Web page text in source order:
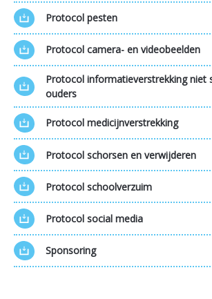
Protocol pesten
Protocol camera- en videobeelden
Protocol informatieverstrekking niet
ouders
Protocol medicijnverstrekking
Protocol schorsen en verwijderen
Protocol schoolverzuim
Protocol social media
Sponsoring